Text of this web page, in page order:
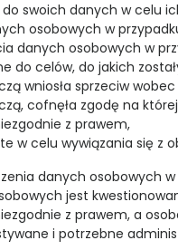
swoich danych w celu
osobowych w
danych osobowych w
do celów, do jakich
wniosła sprzeciw
cofnęła zgodę na
z prawem,
w celu wywiązania się z
danych osobowych
jest
z prawem, a
i potrzebne